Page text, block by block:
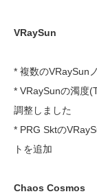
VRaySun
* 複数のVRaySun
* VRaySunの濁度
調整しました
* PRG Sktの
トを追加
Chaos Cosmos